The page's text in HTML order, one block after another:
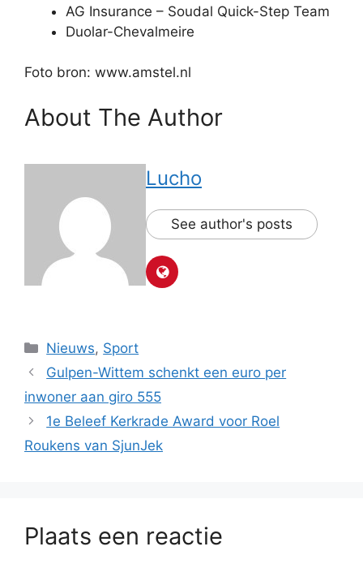
AG Insurance – Soudal Quick-Step Team
Duolar-Chevalmeire
Foto bron: www.amstel.nl
About The Author
Lucho
See author's posts
Categorieën
Nieuws, Sport
Gulpen-Wittem schenkt een euro per
inwoner aan giro 555
1e Beleef Kerkrade Award voor Roel
Roukens van SjunJek
Plaats een reactie